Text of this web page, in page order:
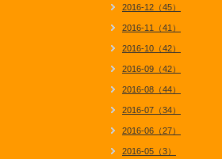
2016-12（45）
2016-11（41）
2016-10（42）
2016-09（42）
2016-08（44）
2016-07（34）
2016-06（27）
2016-05（3）